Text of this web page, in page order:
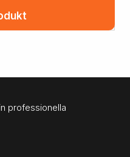
professionella